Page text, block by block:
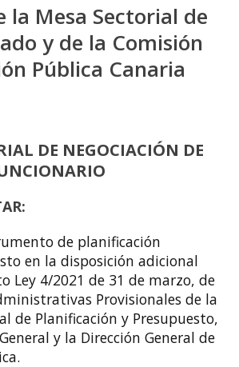
la Mesa Sectorial de
y de la Comisión
Pública Canaria
DE NEGOCIACIÓN DE
de planificación
en la disposición adicional
Ley 4/2021 de 31 de marzo, de
Provisionales de la
de Planificación y Presupuesto,
y la Dirección General de